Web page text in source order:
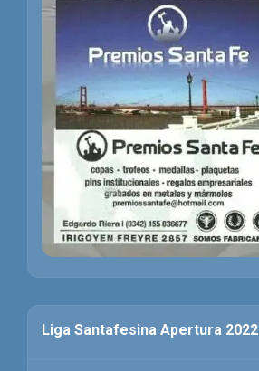
Liga Santafesina Apertura 2022